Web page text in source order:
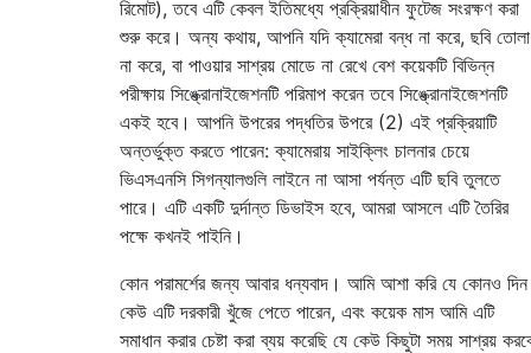
রিমোট), তবে এটি কেবল ইতিমধ্যে প্রক্রিয়াধীন ফুটেজ সংরক্ষণ করা
শুরু করে। অন্য কথায়, আপনি যদি ক্যামেরা বন্ধ না করে, ছবি তোলা
না করে, বা পাওয়ার সাশ্রয় মোডে না রেখে বেশ কয়েকটি বিভিন্ন
পরীক্ষায় সিঙ্ক্রোনাইজেশনটি পরিমাপ করেন তবে সিঙ্ক্রোনাইজেশনটি
একই হবে। আপনি উপরের পদ্ধতির উপরে (2) এই প্রক্রিয়াটি
অন্তর্ভুক্ত করতে পারেন: ক্যামেরায় সাইক্লিং চালনার চেয়ে
ভিএসএনসি সিগন্যালগুলি লাইনে না আসা পর্যন্ত এটি ছবি তুলতে
পারে। এটি একটি দুর্দান্ত ডিভাইস হবে, আমরা আসলে এটি তৈরির
পক্ষে কখনই পাইনি।
কোন পরামর্শের জন্য আবার ধন্যবাদ। আমি আশা করি যে কোনও দিন
কেউ এটি দরকারী খুঁজে পেতে পারেন, এবং কয়েক মাস আমি এটি
সমাধান করার চেষ্টা করা ব্যয় করেছি যে কেউ কিছুটা সময় সাশ্রয়